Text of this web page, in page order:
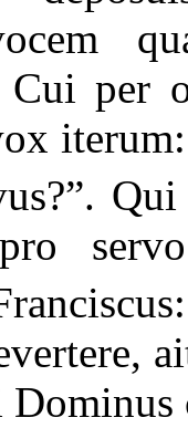
Cui per